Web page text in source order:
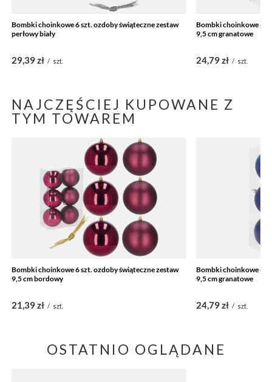
Bombki choinkowe 6 szt. ozdoby świąteczne zestaw
perłowy biały
29,39 zł / szt.
Bombki choinkowe 6
9,5 cm granatowe
24,79 zł / szt.
NAJCZĘŚCIEJ KUPOWANE Z
TYM TOWAREM
Bombki choinkowe 6 szt. ozdoby świąteczne zestaw
9,5 cm bordowy
21,39 zł / szt.
Bombki choinkowe 6
9,5 cm granatowe
24,79 zł / szt.
OSTATNIO OGLĄDANE